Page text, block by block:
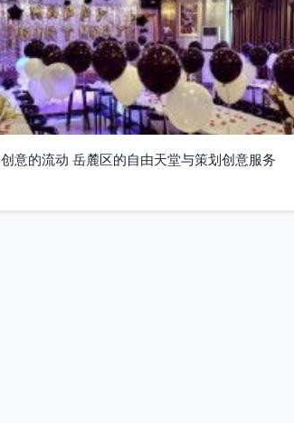
创意的流动 岳麓区的自由天堂与策划创意服务